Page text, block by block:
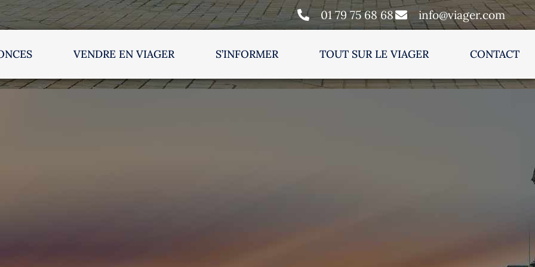
01 79 75 68 68 info@viager.com
VENDRE EN VIAGER S’INFORMER TOUT SUR LE VIAGER CONTACT